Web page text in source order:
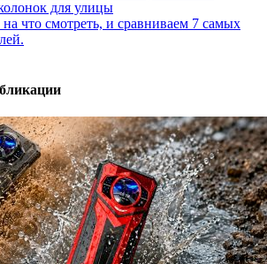
для улицы
на что смотреть, и сравниваем 7 самых